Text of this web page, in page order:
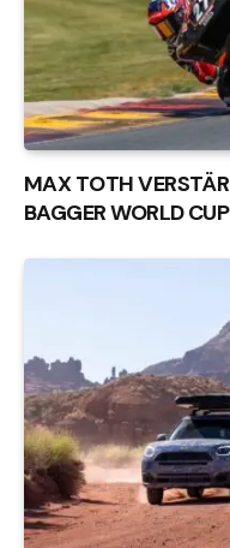
MAX TOTH
BAGGER WORLD